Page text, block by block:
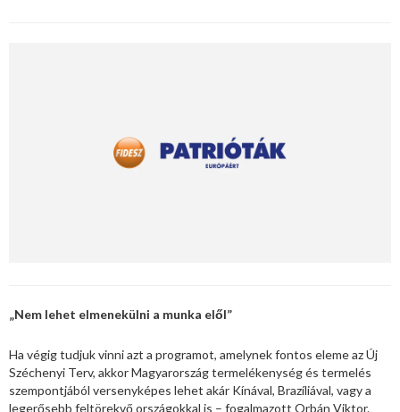
„Nem lehet elmenekülni a munka elől”
Ha végig tudjuk vinni azt a programot, amelynek fontos eleme az Új
Széchenyi Terv, akkor Magyarország termelékenység és termelés
szempontjából versenyképes lehet akár Kínával, Brazíliával, vagy a
legerősebb feltörekvő országokkal is – fogalmazott Orbán Viktor.